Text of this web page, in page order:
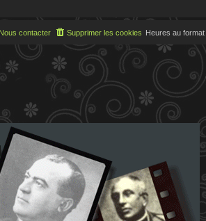
Heures au format
Supprimer les cookies
Nous contacter